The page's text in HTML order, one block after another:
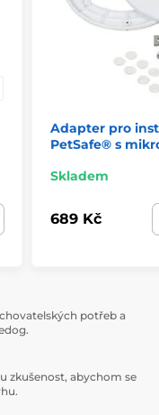
Adapter pro
PetSafe® s
Skladem
689 Kč
potřeb a
zkušenost, abychom se